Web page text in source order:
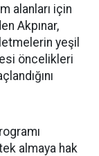
alanları için
Akpınar,
yeşil
öncelikleri
almaya hak